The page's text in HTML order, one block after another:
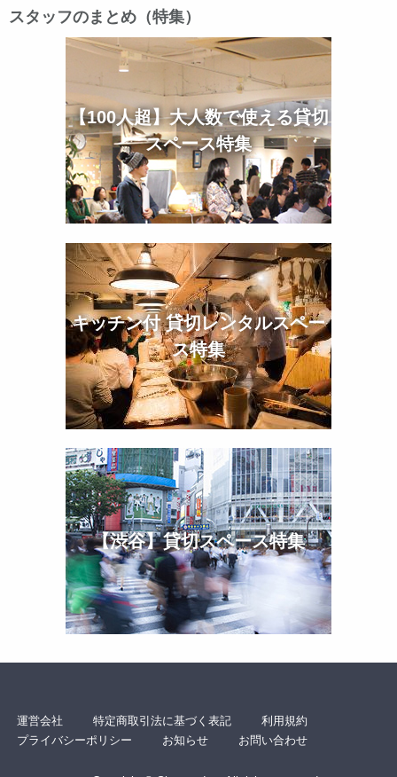
スタッフのまとめ（特集）
【100人超】大人数で使える貸切
スペース特集
キッチン付 貸切レンタルスペー
ス特集
【渋谷】貸切スペース特集
運営会社 特定商取引法に基づく表記
利用規約
プライバシーポリシー
お知らせ お問い合わせ